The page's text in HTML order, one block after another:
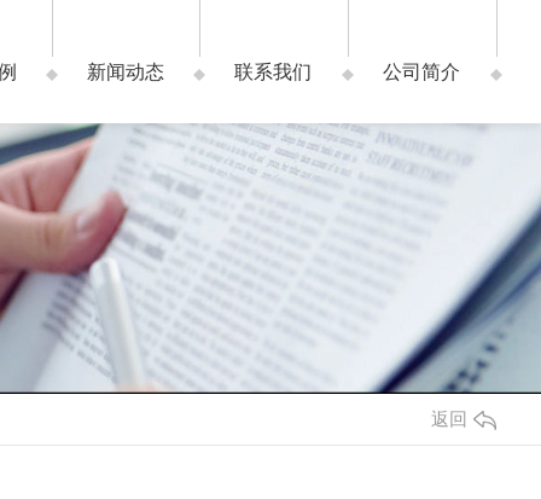
新闻动态 联系我们 公司简介
返回